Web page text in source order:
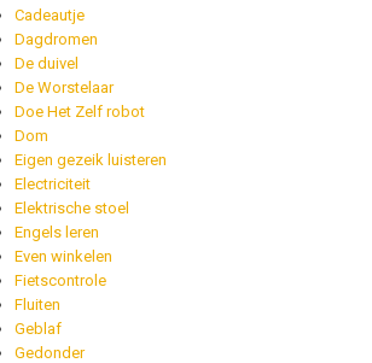
Cadeautje
Dagdromen
De duivel
De Worstelaar
Doe Het Zelf robot
Dom
Eigen gezeik luisteren
Electriciteit
Elektrische stoel
Engels leren
Even winkelen
Fietscontrole
Fluiten
Geblaf
Gedonder